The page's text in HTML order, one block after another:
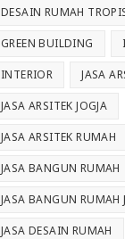
DESAIN RUMAH
GREEN BUILDING
INTERIOR JASA
JASA ARSITEK JOGJA
JASA ARSITEK RUMAH
JASA BANGUN RUMAH
JASA BANGUN RUMAH
JASA DESAIN RUMAH